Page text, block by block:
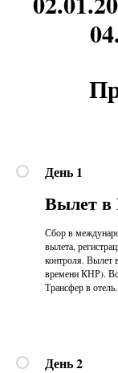
День 1
Вылет в
Сбор в
вылета,
контроля.
времени КНР).
Трансфер в
День 2